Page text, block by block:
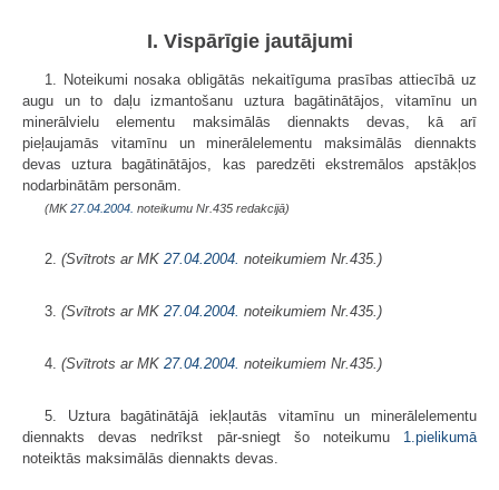
I. Vispārīgie jautājumi
1. Noteikumi nosaka obligātās nekaitīguma prasības attiecībā uz
augu un to daļu izmantošanu uztura bagātinātājos, vitamīnu un
minerālvielu elementu maksimālās diennakts devas, kā arī
pieļaujamās vitamīnu un minerālelementu maksimālās diennakts
devas uztura bagātinātājos, kas paredzēti ekstremālos apstākļos
nodarbinātām personām.
(MK27.04.2004. noteikumu Nr.435 redakcijā)
2. (Svītrots ar MK 27.04.2004. noteikumiem Nr.435.)
3. (Svītrots ar MK 27.04.2004. noteikumiem Nr.435.)
4. (Svītrots ar MK 27.04.2004. noteikumiem Nr.435.)
5. Uztura bagātinātājā iekļautās vitamīnu un minerālelementu
diennakts devas nedrīkst pār-sniegt šo noteikumu 1.pielikumā
noteiktās maksimālās diennakts devas.